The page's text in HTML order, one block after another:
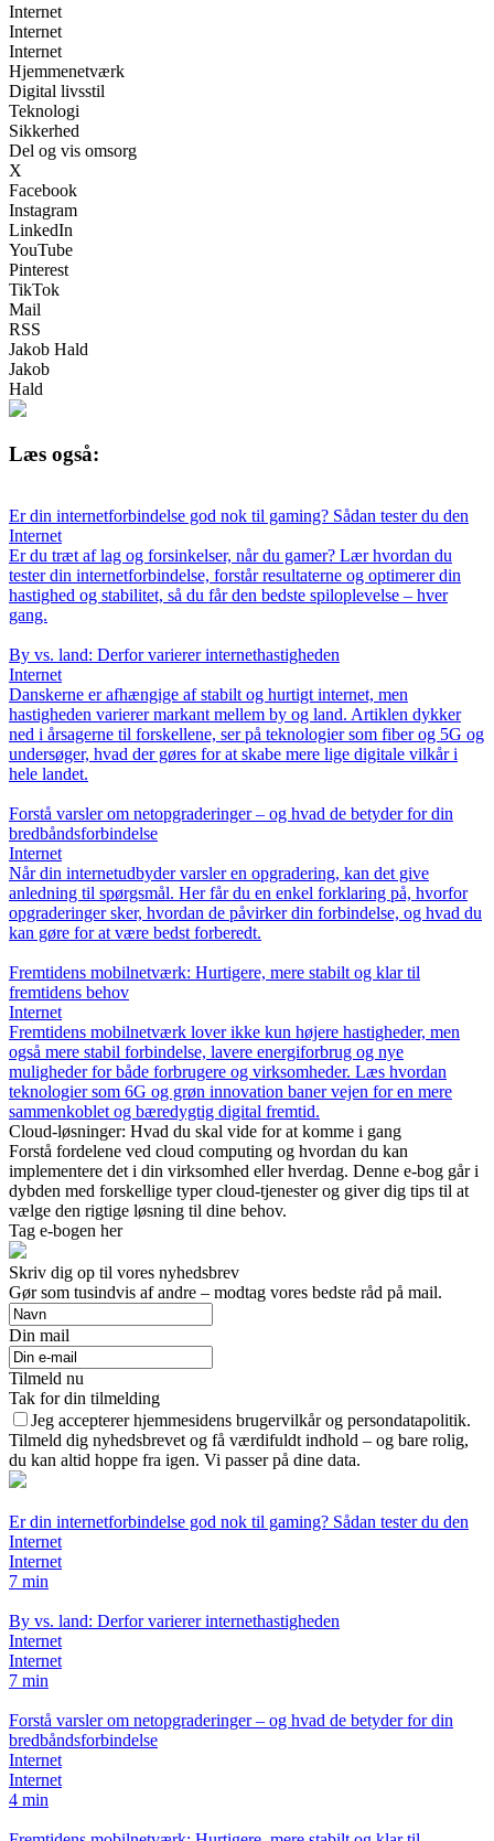
Internet
Internet
Internet
Hjemmenetværk
Digital livsstil
Teknologi
Sikkerhed
Del og vis omsorg
X
Facebook
Instagram
LinkedIn
YouTube
Pinterest
TikTok
Mail
RSS
Jakob Hald
Jakob
Hald
Læs også:
Er din internetforbindelse god nok til gaming? Sådan tester du den
Internet
Er du træt af lag og forsinkelser, når du gamer? Lær hvordan du
tester din internetforbindelse, forstår resultaterne og optimerer din
hastighed og stabilitet, så du får den bedste spiloplevelse – hver
gang.
By vs. land: Derfor varierer internethastigheden
Internet
Danskerne er afhængige af stabilt og hurtigt internet, men
hastigheden varierer markant mellem by og land. Artiklen dykker
ned i årsagerne til forskellene, ser på teknologier som fiber og 5G og
undersøger, hvad der gøres for at skabe mere lige digitale vilkår i
hele landet.
Forstå varsler om netopgraderinger – og hvad de betyder for din
bredbåndsforbindelse
Internet
Når din internetudbyder varsler en opgradering, kan det give
anledning til spørgsmål. Her får du en enkel forklaring på, hvorfor
opgraderinger sker, hvordan de påvirker din forbindelse, og hvad du
kan gøre for at være bedst forberedt.
Fremtidens mobilnetværk: Hurtigere, mere stabilt og klar til
fremtidens behov
Internet
Fremtidens mobilnetværk lover ikke kun højere hastigheder, men
også mere stabil forbindelse, lavere energiforbrug og nye
muligheder for både forbrugere og virksomheder. Læs hvordan
teknologier som 6G og grøn innovation baner vejen for en mere
sammenkoblet og bæredygtig digital fremtid.
Cloud-løsninger: Hvad du skal vide for at komme i gang
Forstå fordelene ved cloud computing og hvordan du kan
implementere det i din virksomhed eller hverdag. Denne e-bog går i
dybden med forskellige typer cloud-tjenester og giver dig tips til at
vælge den rigtige løsning til dine behov.
Tag e-bogen her
Skriv dig op til vores nyhedsbrev
Gør som tusindvis af andre – modtag vores bedste råd på mail.
Din mail
Tilmeld nu
Tak for din tilmelding
Jeg accepterer hjemmesidens brugervilkår og persondatapolitik.
Tilmeld dig nyhedsbrevet og få værdifuldt indhold – og bare rolig,
du kan altid hoppe fra igen. Vi passer på dine data.
Er din internetforbindelse god nok til gaming? Sådan tester du den
Internet
Internet
7 min
By vs. land: Derfor varierer internethastigheden
Internet
Internet
7 min
Forstå varsler om netopgraderinger – og hvad de betyder for din
bredbåndsforbindelse
Internet
Internet
4 min